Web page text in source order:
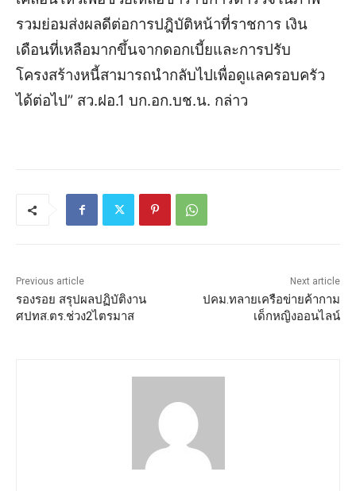
รวมย่อมส่งผลดีต่อการปฎิบัติหน้าที่ราชการ เงิน
เดือนที่เหลือมากขึ้นจากดอกเบี้ยและการปรับ
โครงสร้างหนี้สามารถนำกลับไปเพื่อดูแลครอบครัว
ได้ต่อไป” สว.ฝอ.1 บก.อก.บช.น. กล่าว
Previous article
รองรอย สรุปผลปฏิบัติงาน
ศปทส.ตร.ช่วง2ไตรมาส
Next article
ปคม.ทลายเครือข่ายค้ากาม
เด็กหญิงออนไลน์